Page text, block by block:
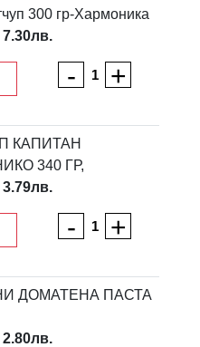
300 гр-Хармоника
7.30лв.
- +
КАПИТАН
340 ГР,
3.79лв.
- +
ДОМАТЕНА ПАСТА
2.80лв.